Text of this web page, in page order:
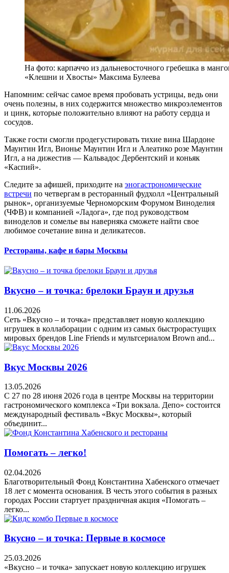
На фото: карпаччо из дальневосточного гребешка в
«Клешни и Хвосты» Максима Булеева
Напомним: сейчас самое время пробовать устрицы, ведь они
очень полезны, в них содержится множество микроэлементов
и цинк, которые положительно влияют на работу сердца и
сосудов.
Также гости смогли продегустировать тихие вина Шардоне
Маунтин Игл, Вионье Маунтин Игл и Алеатико розе Маунтин
Игл, а на дижестив — Кальвадос Дербентский и коньяк
«Каспий».
Следите за афишей, приходите на эногастрономические
встречи по четвергам в ресторанный фудхолл «Центральный
рынок», организуемые Черноморским Форумом Виноделия
(ЧФВ) и компанией «Ладога», где под руководством
виноделов и сомелье вы наверняка сможете найти свое
любимое сочетание вина и деликатесов.
Рестораны, кафе и бары Москвы
Вкусно – и точка: брелоки Браун и друзья
11.06.2026
Сеть «Вкусно – и точка» представляет новую коллекцию
игрушек в коллаборации с одним из самых быстрорастущих
мировых брендов Line Friends и мультсериалом Brown and...
Вкус Москвы 2026
13.05.2026
С 27 по 28 июня 2026 года в центре Москвы на территории
гастрономического комплекса «Три вокзала. Депо» состоится
международный фестиваль «Вкус Москвы», который
объединит...
Помогать – легко!
02.04.2026
Благотворительный Фонд Константина Хабенского отмечает
18 лет с момента основания. В честь этого события в разных
городах России стартует праздничная акция «Помогать –
легко...
Вкусно – и точка: Первые в космосе
25.03.2026
«Вкусно – и точка» запускает новую коллекцию игрушек